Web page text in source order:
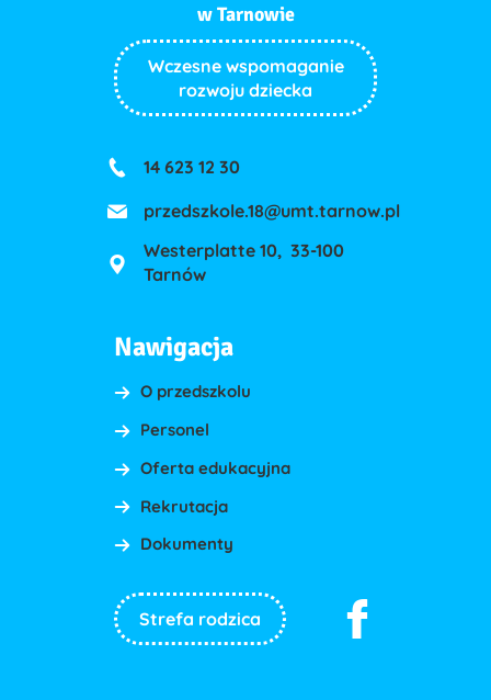
w Tarnowie
Wczesne wspomaganie
rozwoju dziecka
14 623 12 30
przedszkole.18@umt.tarnow.pl
Westerplatte 10, 33-100
Tarnów
Nawigacja
O przedszkolu
Personel
Oferta edukacyjna
Rekrutacja
Dokumenty
Strefa rodzica